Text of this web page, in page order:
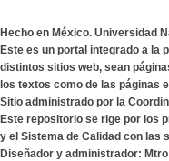
Hecho en México. Universidad
Este es un portal integrado a la
distintos sitios web, sean
los textos como de las
Sitio administrado por la
Este repositorio se rige por los
y el Sistema de Calidad con las
Diseñador y administrador: